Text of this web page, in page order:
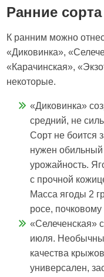
Ранние сорта
К ранним можно
«Диковинка»,
«Карачинская»,
некоторые.
«Диковинка»
средний, не
Сорт не боится
нужен
урожайность.
с прочной
Масса ягоды 2
росе, почковому
«Селеченская»
июля.
качества
универсален,